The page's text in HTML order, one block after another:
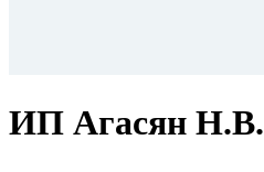
ИП Агасян Н.В.